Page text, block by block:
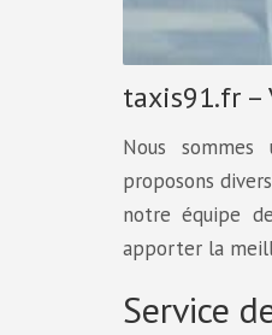
taxis91.fr –
Nous
proposons
notre équipe
apporter la
Service